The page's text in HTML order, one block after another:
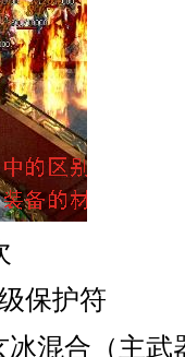
保护符
冰混合（主